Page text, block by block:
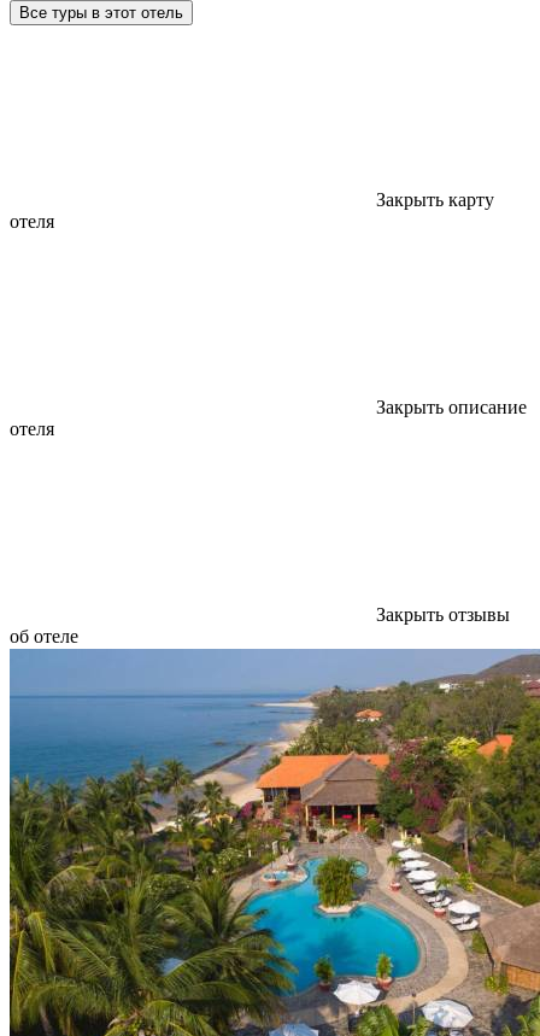
Все туры в этот отель
Закрыть карту
отеля
Закрыть описание
отеля
Закрыть отзывы
об отеле